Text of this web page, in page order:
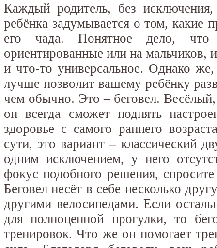
Каждый родитель, без
ребёнка задумывается о том, какие
его чада. Понятное дело, что
ориентированные или на мальчиков,
и что-то универсальное. Однако
лучше позволит вашему ребёнку
чем обычно. Это – беговел.
он всегда сможет поднять
здоровье с самого раннего
сути, это вариант – классический
одним исключением, у него
фокус подобного решения,
Беговел несёт в себе несколько
другими велосипедами. Если
для полноценной прогулки, то
тренировок. Что же он помогает